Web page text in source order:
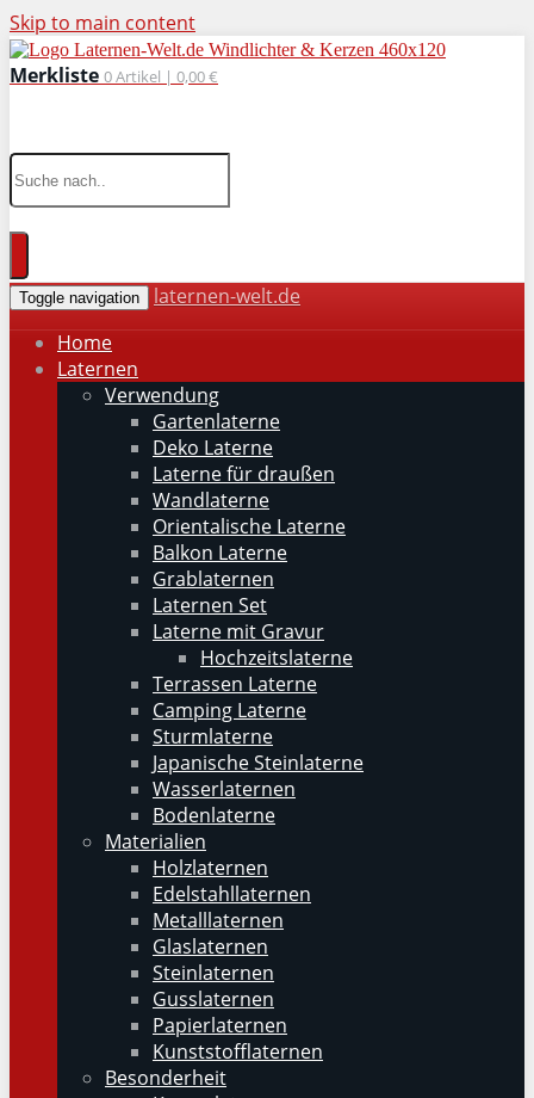
Skip to main content
Merkliste 0Artikel | 0,00 €
Toggle navigation
laternen-welt.de
Home
Laternen
Verwendung
Gartenlaterne
Deko Laterne
Laterne für draußen
Wandlaterne
Orientalische Laterne
Balkon Laterne
Grablaternen
Laternen Set
Laterne mit Gravur
Hochzeitslaterne
Terrassen Laterne
Camping Laterne
Sturmlaterne
Japanische Steinlaterne
Wasserlaternen
Bodenlaterne
Materialien
Holzlaternen
Edelstahllaternen
Metalllaternen
Glaslaternen
Steinlaternen
Gusslaternen
Papierlaternen
Kunststofflaternen
Besonderheit